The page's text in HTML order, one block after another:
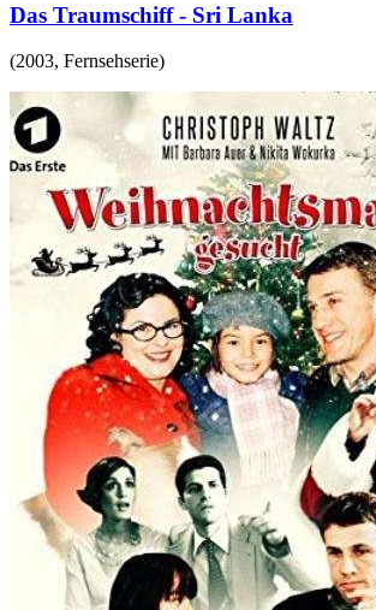
Das Traumschiff - Sri Lanka
(2003, Fernsehserie)